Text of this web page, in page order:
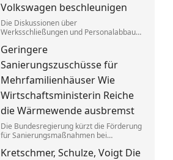
Volkswagen beschleunigen
Die Diskussionen über
Werksschließungen und Personalabbau
Clan zu lange. Die Familie fordert die
Aufgabe von »Denkverboten«.
Geringere
Sanierungszuschüsse für
Mehrfamilienhäuser Wie
Wirtschaftsministerin Reiche
die Wärmewende ausbremst
Die Bundesregierung kürzt die Förderung
für Sanierungsmaßnahmen bei
nicht zuletzt Mieter. Und die Klimaziele
Kretschmer, Schulze, Voigt Die